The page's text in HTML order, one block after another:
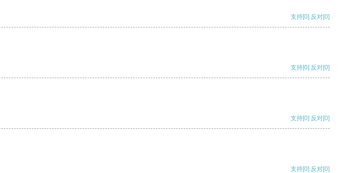
支持[0] 反对[0]
支持[0] 反对[0]
支持[0] 反对[0]
支持[0] 反对[0]